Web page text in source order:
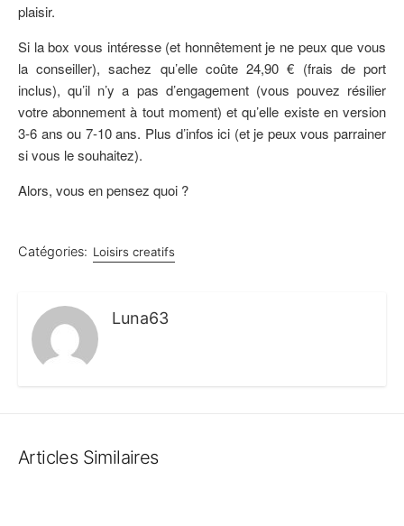
plaisir.
Si la box vous intéresse (et honnêtement je ne peux que vous
la conseiller), sachez qu’elle coûte 24,90 € (frais de port
inclus), qu’il n’y a pas d’engagement (vous pouvez résilier
votre abonnement à tout moment) et qu’elle existe en version
3-6 ans ou 7-10 ans. Plus d’infos ici (et je peux vous parrainer
si vous le souhaitez).
Alors, vous en pensez quoi ?
Catégories: Loisirs creatifs
Luna63
Articles Similaires